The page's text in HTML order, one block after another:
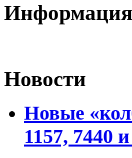
Информация
Новости
Новые
1157, 7440